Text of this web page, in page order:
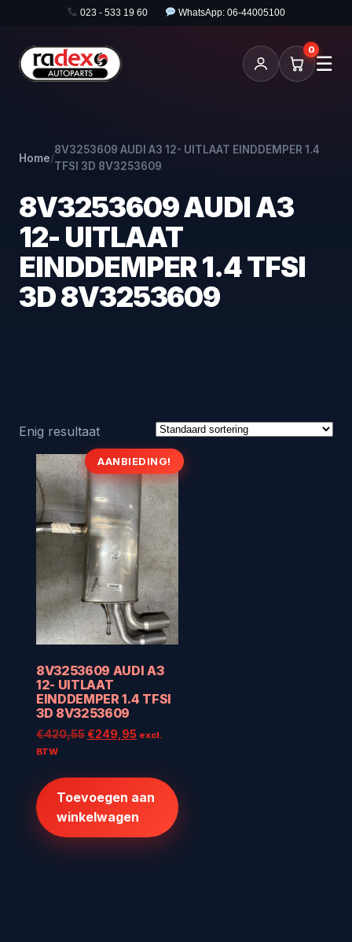
023 - 533 19 60 WhatsApp: 06-44005100
0
☰
Home/
8V3253609 AUDI A3 12- UITLAAT EINDDEMPER 1.4
TFSI 3D 8V3253609
8V3253609 AUDI A3
12- UITLAAT
EINDDEMPER 1.4 TFSI
3D 8V3253609
Enig resultaat
AANBIEDING!
8V3253609 AUDI A3
12- UITLAAT
EINDDEMPER 1.4 TFSI
3D 8V3253609
€420,55Oorspronkelijke
€249,95 Huidige
€249,95.
excl.
BTW
Toevoegen aan
winkelwagen